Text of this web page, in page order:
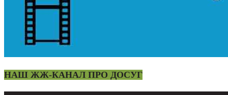
НАШ ЖЖ-КАНАЛ ПРО ДОСУГ